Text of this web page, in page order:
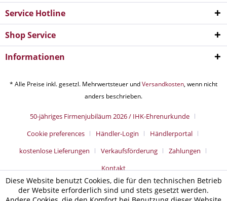
Service Hotline
Shop Service
Informationen
* Alle Preise inkl. gesetzl. Mehrwertsteuer undVersandkosten, wenn nicht
anders beschrieben.
50-jähriges Firmenjubiläum 2026 / IHK-Ehrenurkunde
Cookie preferences
Händler-Login
Händlerportal
kostenlose Lieferungen
Verkaufsförderung
Zahlungen
Kontakt
Diese Website benutzt Cookies, die für den technischen Betrieb
der Website erforderlich sind und stets gesetzt werden.